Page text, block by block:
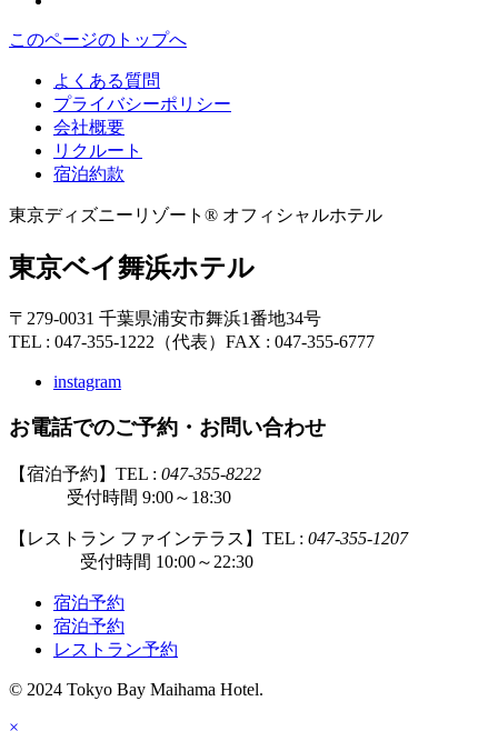
このページのトップへ
よくある質問
プライバシーポリシー
会社概要
リクルート
宿泊約款
東京ディズニーリゾート® オフィシャルホテル
東京ベイ舞浜ホテル
〒279-0031 千葉県浦安市舞浜1番地34号
TEL : 047-355-1222（代表） FAX : 047-355-6777
instagram
お電話でのご予約・お問い合わせ
【宿泊予約】TEL : 047-355-8222
受付時間 9:00～18:30
【レストラン ファインテラス】TEL : 047-355-1207
受付時間 10:00～22:30
宿泊予約
宿泊予約
レストラン予約
© 2024 Tokyo Bay Maihama Hotel.
×